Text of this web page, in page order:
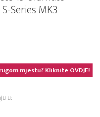
Series MK3
mjestu? KlikniteOVDJE!
u: